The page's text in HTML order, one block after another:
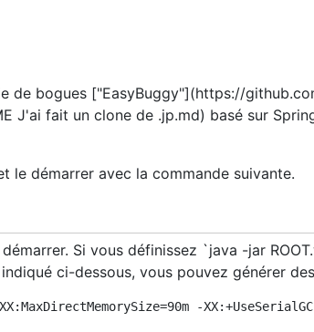
de bogues ["EasyBuggy"](https://
J'ai fait un clone de .jp.md) basé sur
le démarrer avec la commande suivante.
Si vous définissez `java -jar
ci-dessous, vous pouvez générer